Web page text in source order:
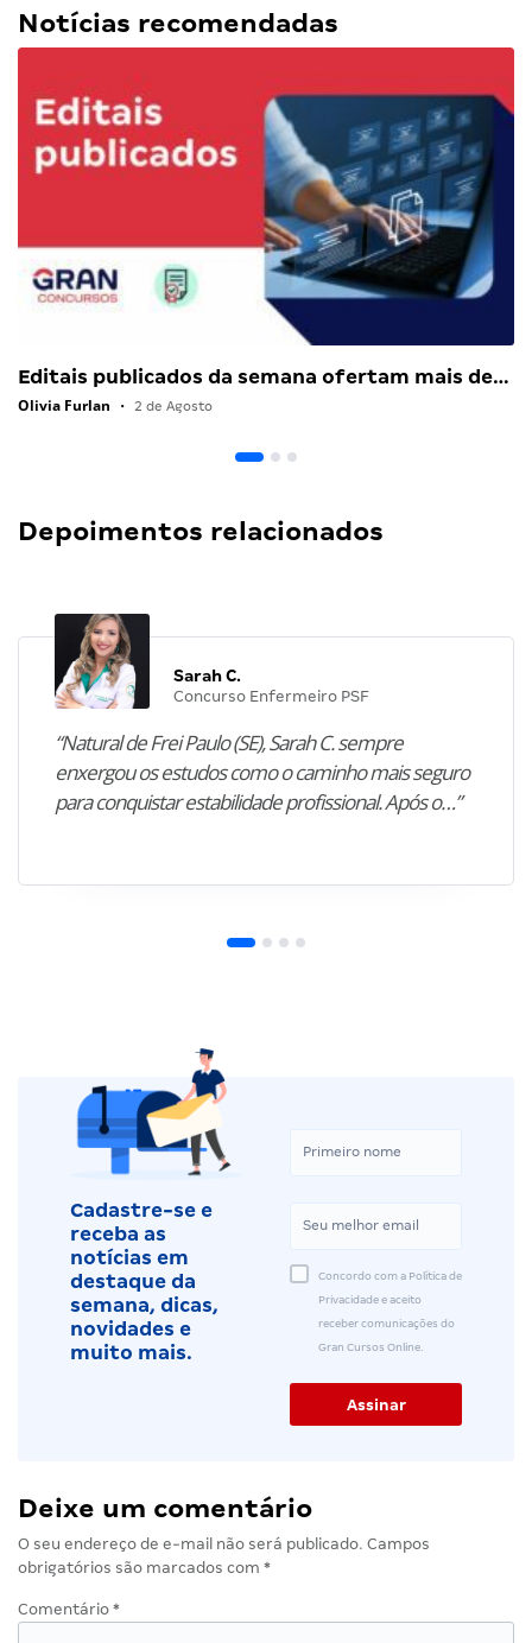
Notícias recomendadas
Editais publicados da semana ofertam mais de…
Olivia Furlan • 2 de Agosto
Depoimentos relacionados
Sarah C.
Concurso Enfermeiro PSF
“Natural de Frei Paulo (SE), Sarah C. sempre
enxergou os estudos como o caminho mais seguro
para conquistar estabilidade profissional. Após o…”
Cadastre-se e
receba as
notícias em
destaque da
semana, dicas,
novidades e
muito mais.
Concordo com a Política de
Privacidade e aceito
receber comunicações do
Gran Cursos Online.
Deixe um comentário
O seu endereço de e-mail não será publicado. Campos
obrigatórios são marcados com *
Comentário *